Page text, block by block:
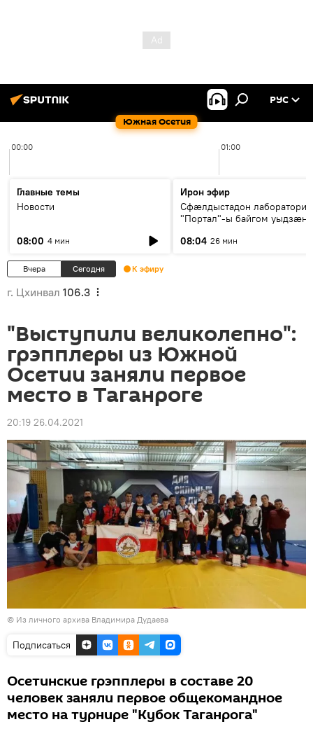
Южная Осетия
РУС
00:00 01:00
Главные темы
Новости
08:00 4 мин
Ирон эфир
Сфæлдыстадон лаборатори
"Портал"-ы байгом уыдзæн
Æхсары куыстыты равдыст
08:04 26 мин
Вчера Сегодня К эфиру
г. Цхинвал 106.3
"Выступили великолепно":
грэпплеры из Южной
Осетии заняли первое
место в Таганроге
20:19 26.04.2021
© Из личного архива Владимира Дудаева
Подписаться
Осетинские грэпплеры в составе 20
человек заняли первое общекомандное
место на турнире "Кубок Таганрога"